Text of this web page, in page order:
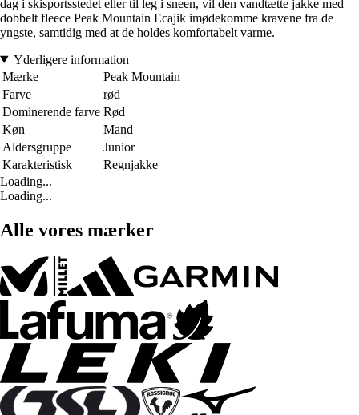
dag i skisportsstedet eller til leg i sneen, vil den vandtætte jakke med
dobbelt fleece Peak Mountain Ecajik imødekomme kravene fra de
yngste, samtidig med at de holdes komfortabelt varme.
Yderligere information
Mærke
Peak Mountain
Farve
rød
Dominerende farve Rød
Køn
Mand
Aldersgruppe
Junior
Karakteristisk
Regnjakke
Loading...
Loading...
Alle vores mærker